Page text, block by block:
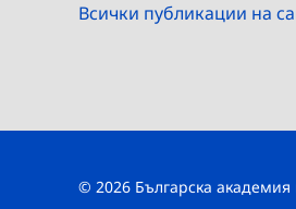
Всички публикации на
© 2026 Българска